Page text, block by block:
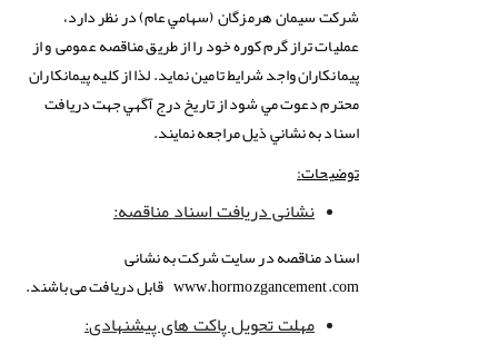
شركت سيمان هرمزگان (سهامي عام) در نظر دارد،
عملیات تراز گرم کوره خود را از طریق مناقصه عمومی و از
پیمانکاران واجد شرایط تامین نماید. لذا از كليه پیمانکاران
محترم دعوت مي شود از تاريخ درج آگهي جهت دريافت
اسناد به نشاني ذيل مراجعه نمايند.
توضیحات:
نشانی دریافت اسناد مناقصه:
اسناد مناقصه در سایت شرکت به نشانی
www.hormozgancement.com قابل دریافت می باشند.
مهلت تحویل پاکت های پیشنهادی: